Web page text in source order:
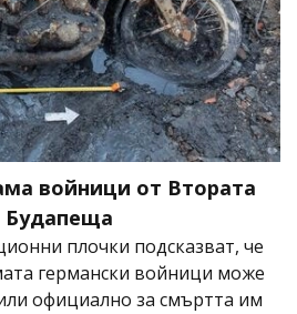
войници от Втората
Будапеща
плочки подсказват, че
германски войници може
официално за смъртта им